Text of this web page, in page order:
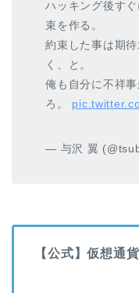
ハッキング後す
束を作る。
約束した事は期
く、と。
俺も自分に不祥
ろ。
— 与沢 翼
【公式】仮想通